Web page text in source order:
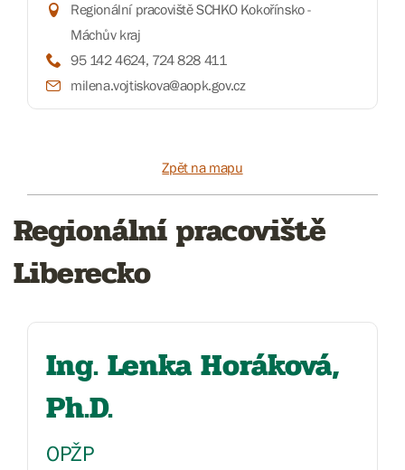
Regionální pracoviště SCHKO Kokořínsko -
Máchův kraj
95 142 4624, 724 828 411
milena.vojtiskova@aopk.gov.cz
Zpět na mapu
Regionální pracoviště
Liberecko
Ing. Lenka Horáková,
Ph.D.
OPŽP